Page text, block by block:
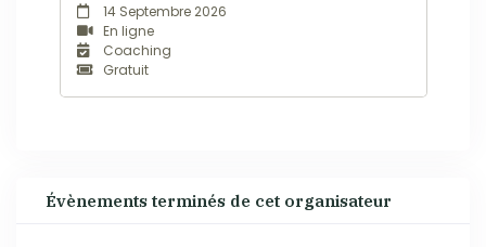
14 Septembre 2026
En ligne
Coaching
Gratuit
Évènements terminés de cet organisateur